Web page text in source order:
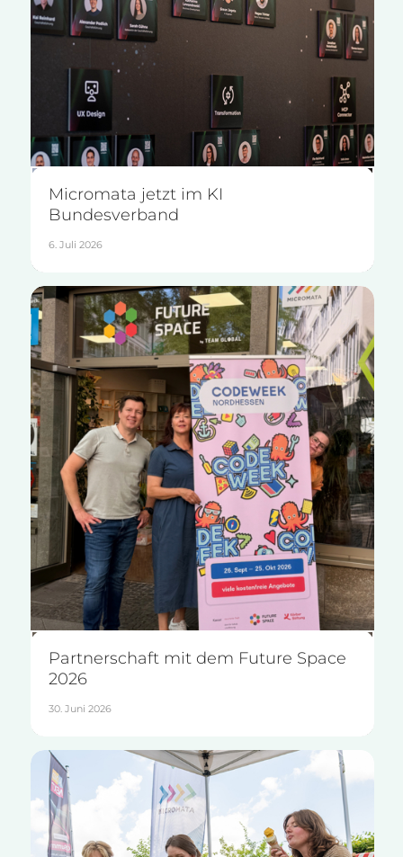
Micromata jetzt im KI
Bundesverband
6. Juli 2026
Partnerschaft mit dem Future Space
2026
30. Juni 2026